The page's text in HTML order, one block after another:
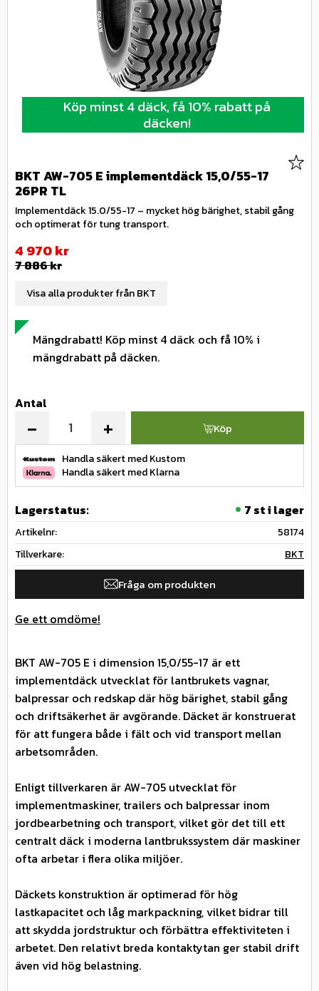
Köp minst 4 däck, få 10% rabatt på
däcken!
BKT AW-705 E implementdäck 15,0/55-17
26PR TL
Implementdäck 15.0/55-17 – mycket hög bärighet, stabil gång
och optimerat för tung transport.
Mängdrabatt! Köp minst 4 däck och få 10% i
mängdrabatt på däcken.
Nedsatt pris:
4 970kr
Ordinarie pris:
7 886kr
Antal
+
- Köp
Handla säkert med Kustom
Handla säkert med Klarna
Lagerstatus 7 st i lager
Artikelnr
58174
Tillverkare
BKT
Fråga om produkten
Visa alla produkter från BKT
Ge ett omdöme!
BKT AW-705 E i dimension 15,0/55-17 är ett
implementdäck utvecklat för lantbrukets vagnar,
balpressar och redskap där hög bärighet, stabil gång
och driftsäkerhet är avgörande. Däcket är konstruerat
för att fungera både i fält och vid transport mellan
arbetsområden.
Enligt tillverkaren är AW-705 utvecklat för
implementmaskiner, trailers och balpressar inom
jordbearbetning och transport, vilket gör det till ett
centralt däck i moderna lantbrukssystem där maskiner
ofta arbetar i flera olika miljöer.
Däckets konstruktion är optimerad för hög
lastkapacitet och låg markpackning, vilket bidrar till
att skydda jordstruktur och förbättra effektiviteten i
arbetet. Den relativt breda kontaktytan ger stabil drift
även vid hög belastning.